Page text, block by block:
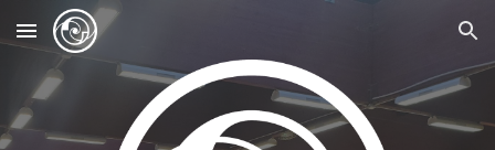
Skip to main content Skip to navigation